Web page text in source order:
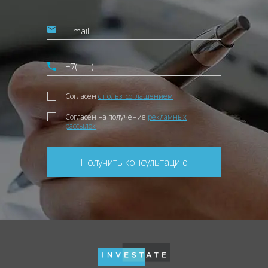
Согласен с польз. соглашением
Согласен на получение рекламных
рассылок
Получить консультацию